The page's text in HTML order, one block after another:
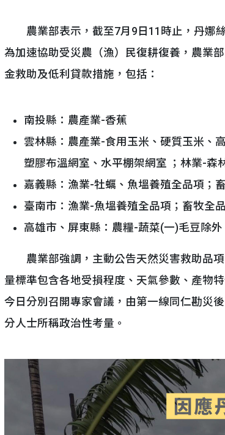
農業部表示，截至7月9日11時止，丹娜絲
為加速協助受災農（漁）民復耕復養，農業
金救助及低利貸款措施，包括：
南投縣：農產業-香蕉
雲林縣：農產業-食用玉米、硬質玉米、
塑膠布溫網室、水平棚架網室 ；林業-森
嘉義縣：漁業-牡蠣、魚塭養殖全品項；
臺南市：漁業-魚塭養殖全品項；畜牧全
高雄市、屏東縣：農糧-蔬菜(一)毛豆除
農業部強調，主動公告天然災害救助品項
量標準包含各地受損程度、天氣參數、產物
今日分別召開專家會議，由第一線同仁勘災
分人士所稱政治性考量。